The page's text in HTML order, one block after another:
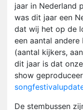
jaar in Nederland
was dit jaar een
dat wij het op de
een aantal
(aantal kijkers,
dit jaar is dat
show
De stembussen